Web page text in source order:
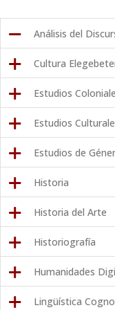
aprendizaje y para el
Ver Mas →Análisis del
Cultura
Estudios
Estudios
Estudios de
Historia
Historia del Arte
Historiografía
Humanidades
Lingüística